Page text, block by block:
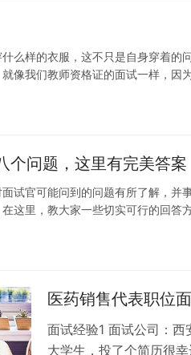
么样的衣服，这不只是自身穿着
像我们教师资格证的面试一样，因
个问题，这里有完美答案
试官可能问到的问题有所了解，
这里，教大家一些切实可行的回答
医药销售代表职位
面试经验1 面试公司：
大学生，投了个简历很